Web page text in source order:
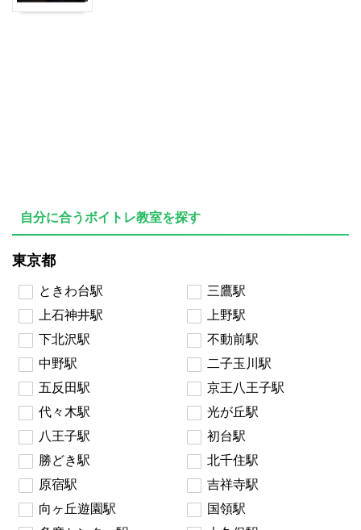
自分に合うボイトレ教室を探す
東京都
ときわ台駅
三鷹駅
上石神井駅
上野駅
下北沢駅
不動前駅
中野駅
二子玉川駅
五反田駅
京王八王子駅
代々木駅
光が丘駅
八王子駅
初台駅
勝どき駅
北千住駅
原宿駅
吉祥寺駅
向ヶ丘遊園駅
国領駅